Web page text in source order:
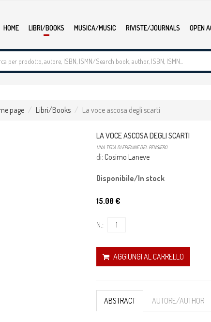
HOME LIBRI/BOOKS MUSICA/MUSIC RIVISTE/JOURNALS OPEN
page
Libri/Books La voce ascosa degli scarti
LA VOCE ASCOSA DEGLI SCARTI
UNA TECA DI EPIFANIE DEL PENSIERO
di: Cosimo Laneve
Disponibile/In stock
15.00 €
N.:
AGGIUNGI AL CARRELLO
ABSTRACT AUTORE/AUTHOR